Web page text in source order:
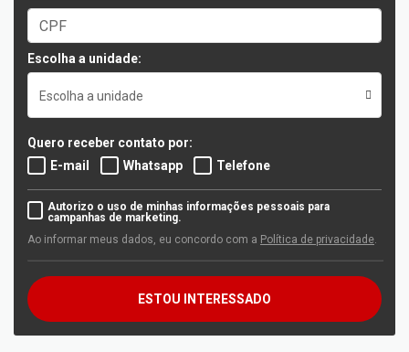
Escolha a unidade:
Escolha a unidade
Quero receber contato por:
E-mail
Whatsapp Telefone
Autorizo o uso de minhas informações pessoais para
campanhas de marketing.
Ao informar meus dados, eu concordo com a Política de privacidade.
ESTOU INTERESSADO